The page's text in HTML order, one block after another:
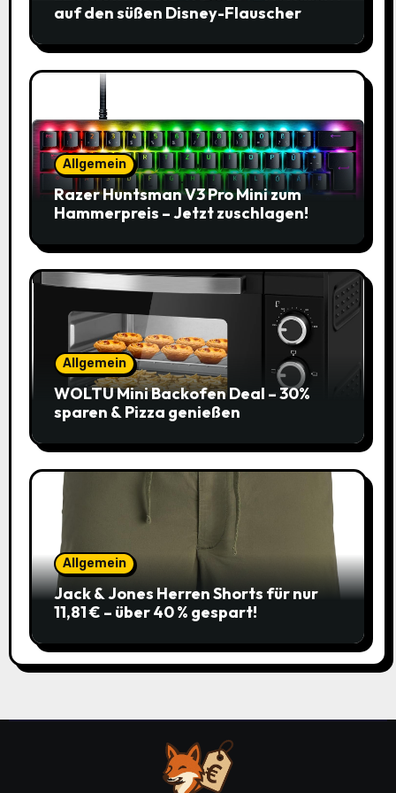
auf den süßen Disney-Flauscher
Allgemein
Razer Huntsman V3 Pro Mini zum
Hammerpreis – Jetzt zuschlagen!
Allgemein
WOLTU Mini Backofen Deal – 30%
sparen & Pizza genießen
Allgemein
Jack & Jones Herren Shorts für nur
11,81 € – über 40 % gespart!